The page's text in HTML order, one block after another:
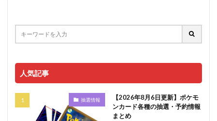
人気記事
抽選情報
【2026年8月6日更新】ポケモ
ンカード各種の抽選・予約情報
まとめ